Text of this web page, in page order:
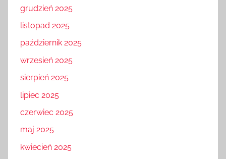
grudzień 2025
listopad 2025
październik 2025
wrzesień 2025
sierpień 2025
lipiec 2025
czerwiec 2025
maj 2025
kwiecień 2025